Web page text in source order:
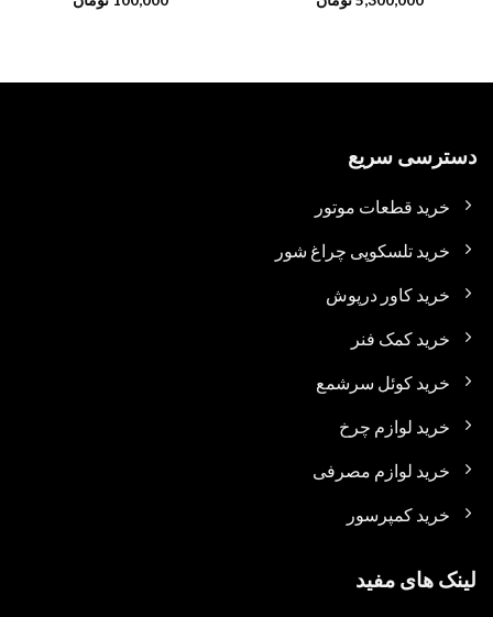
دسترسی سریع
خرید قطعات موتور
خرید تلسکوپی چراغ شور
خرید کاور درپوش
خرید کمک فنر
خرید کوئل سرشمع
خرید لوازم چرخ
خرید لوازم مصرفی
خرید کمپرسور
لینک های مفید